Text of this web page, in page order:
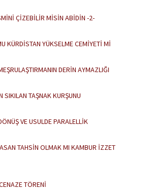
ÇİZEBİLİR MİSİN ABİDİN -2-
KÜRDİSTAN YÜKSELME CEMİYETİ Mİ
DERİN AYMAZLIĞI
SIKILAN TAŞNAK KURŞUNU
VE USULDE PARALELLİK
TAHSİN OLMAK MI KAMBUR İZZET
TÖRENİ